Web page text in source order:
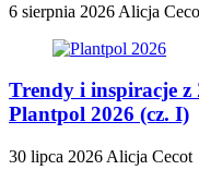
6 sierpnia 2026 Alicja
Trendy i inspiracje
Plantpol 2026 (cz. I)
30 lipca 2026 Alicja Cecot